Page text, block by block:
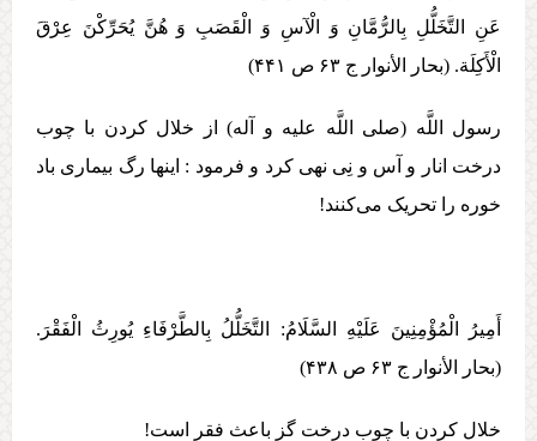
عَنِ التَّخَلُّلِ بِالرُّمَّانِ وَ الْآسِ وَ الْقَصَبِ وَ هُنَّ يُحَرِّكْنَ عِرْقَ
الْأَكِلَة. (بحار الأنوار ج ‏۶۳ ص ۴۴۱)
رسول اللَّه (صلی اللَّه علیه و آله) از خلال کردن با چوب
درخت انار و آس و نِی نهی کرد و فرمود : اینها رگ بیماری باد
خوره را تحریک می‌کنند!
أَمِيرُ الْمُؤْمِنِينَ عَلَيْهِ السَّلَامُ: التَّخَلُّلُ‏ بِالطَّرْفَاءِ يُورِثُ‏ الْفَقْرَ.
(بحار الأنوار ج ‏۶۳ ص ۴۳۸)
خلال کردن با چوب درخت گز باعث فقر است!